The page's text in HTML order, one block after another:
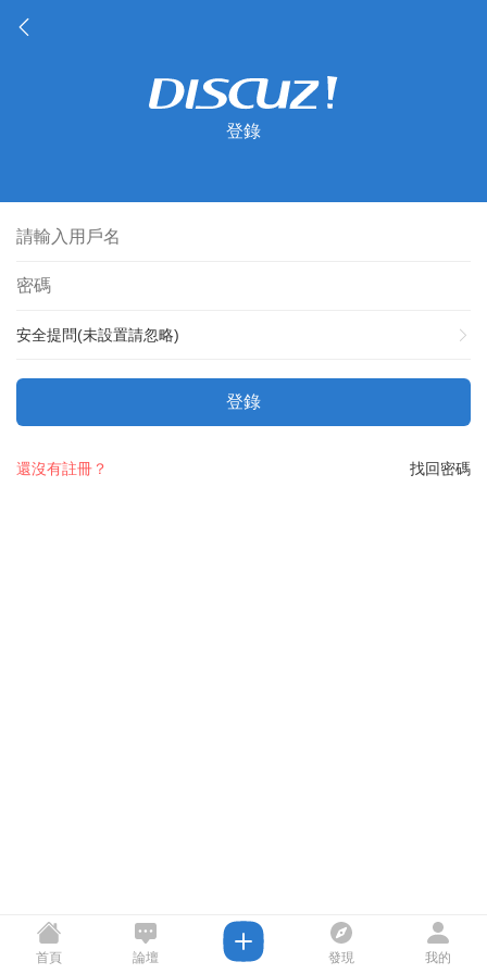
登錄
安全提問(未設置請忽略)
登錄
找回密碼
還沒有註冊？
首頁 論壇 發現 我的